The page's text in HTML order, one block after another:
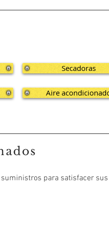
Secadoras
Aire
para satisfacer